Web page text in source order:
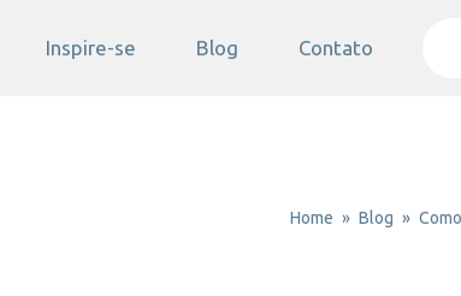
Inspire-se Blog Contato
Home Blog